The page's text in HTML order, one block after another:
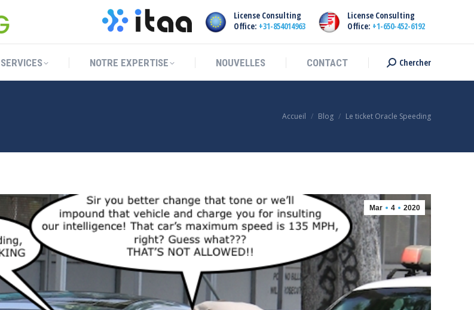
License Consulting
Office: +31-854014963
License Consulting
Office: +1-650-452-6192
SERVICES NOTRE EXPERTISE NOUVELLES CONTACT Chercher:
Chercher
Vous êtes ici :
Accueil Blog Le ticket Oracle Speeding
Mar 4 2020
SERVICES NOTRE EXPERTISE NOUVELLES CONTACT Chercher:
Chercher